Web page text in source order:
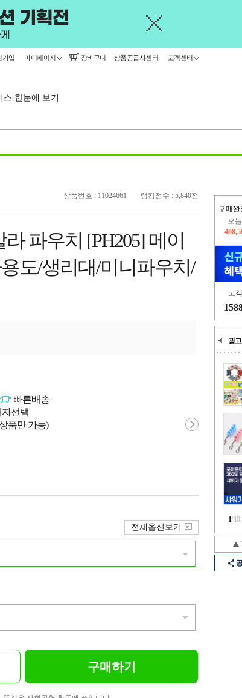
가입 마이페이지 장바구니 상품공급사센터 고객센터
스 한눈에 보기
구매완
고
광고
1/10
상품번호 : 11024661 랭킹점수 : 5,840점
파우치 [PH205] 메이
도/생리대/미니파우치/
빠른배송
자선택
품만 가능)
전체옵션보기
구매하기